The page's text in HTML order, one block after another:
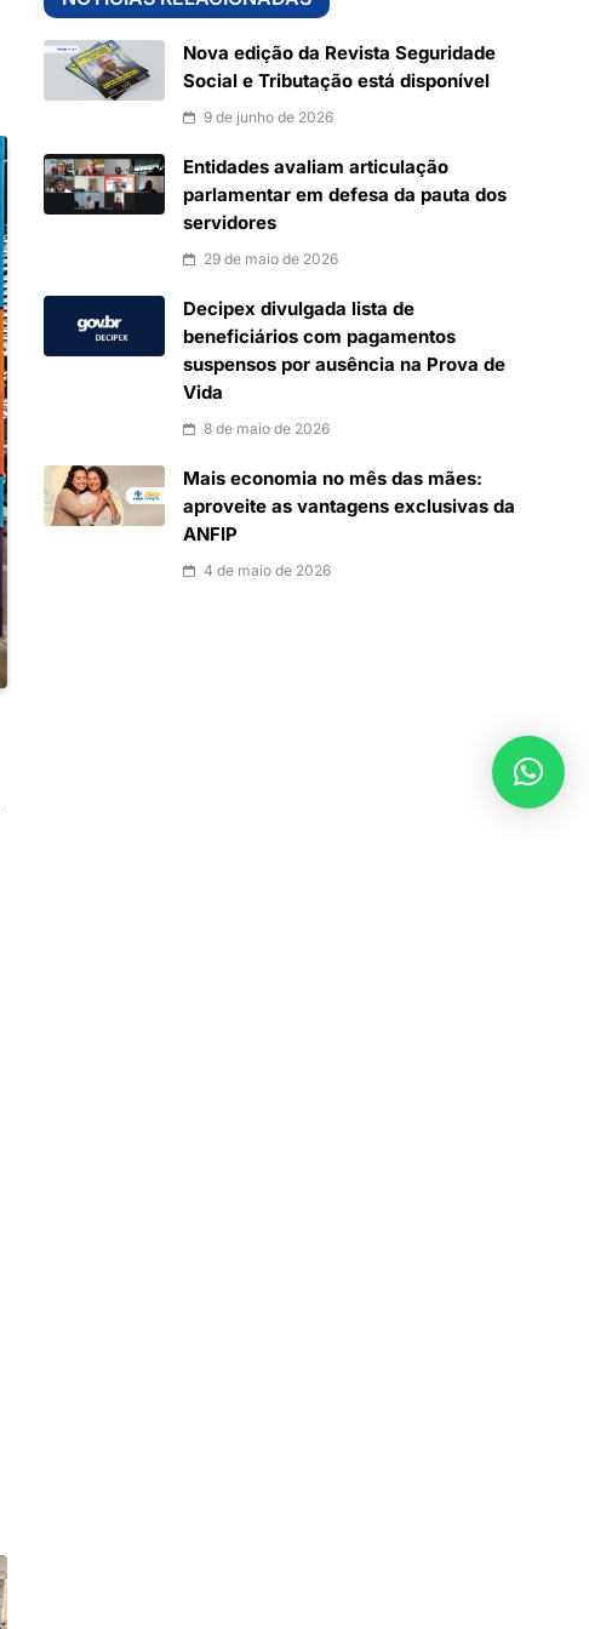
Nova edição da Revista Seguridade
Social e Tributação está disponível
9 de junho de 2026
Entidades avaliam articulação
parlamentar em defesa da pauta dos
servidores
29 de maio de 2026
Decipex divulgada lista de
beneficiários com pagamentos
suspensos por ausência na Prova de
Vida
8 de maio de 2026
Mais economia no mês das mães:
aproveite as vantagens exclusivas da
ANFIP
4 de maio de 2026